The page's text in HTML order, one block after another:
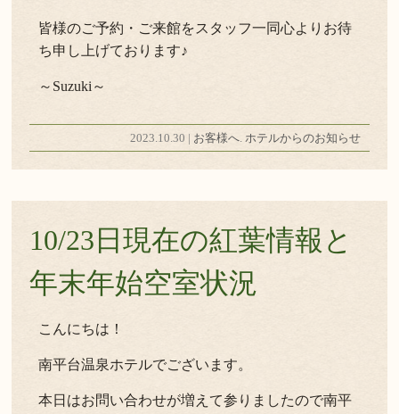
皆様のご予約・ご来館をスタッフ一同心よりお待
ち申し上げております♪
～Suzuki～
2023.10.30 | お客様へ. ホテルからのお知らせ
10/23日現在の紅葉情報と
年末年始空室状況
こんにちは！
南平台温泉ホテルでございます。
本日はお問い合わせが増えて参りましたので南平